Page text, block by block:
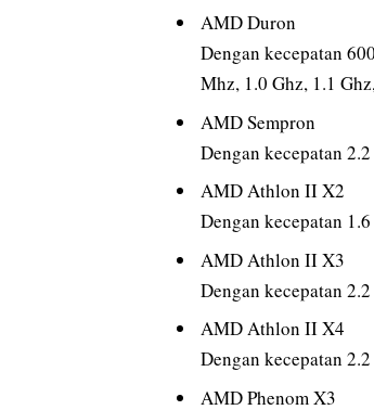
AMD Duron
Dengan kecepatan
Mhz, 1.0 Ghz, 1.1
AMD Sempron
Dengan kecepatan
AMD Athlon II X2
Dengan kecepatan
AMD Athlon II X3
Dengan kecepatan
AMD Athlon II X4
Dengan kecepatan
AMD Phenom X3